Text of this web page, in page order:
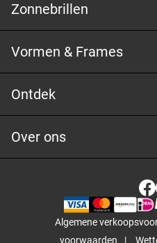
Zonnebrillen
Vormen & Frames
Ontdek
Over ons
Algemene
voorwaarden